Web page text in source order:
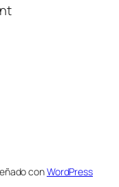
conWordPress